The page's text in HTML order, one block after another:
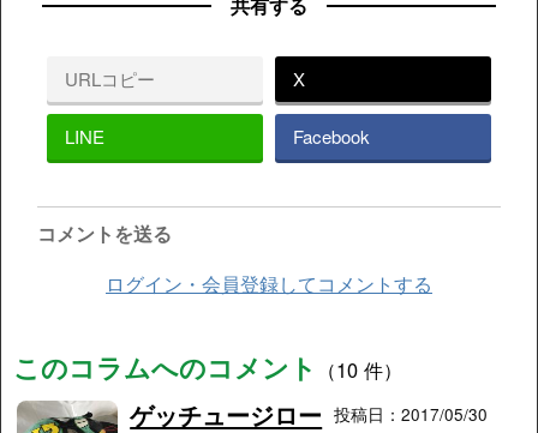
URLコピー X
LINE Facebook
コメントを送る
ログイン・会員登録してコメントする
このコラムへのコメント （10 件）
ゲッチュージロー 投稿日：2017/05/30